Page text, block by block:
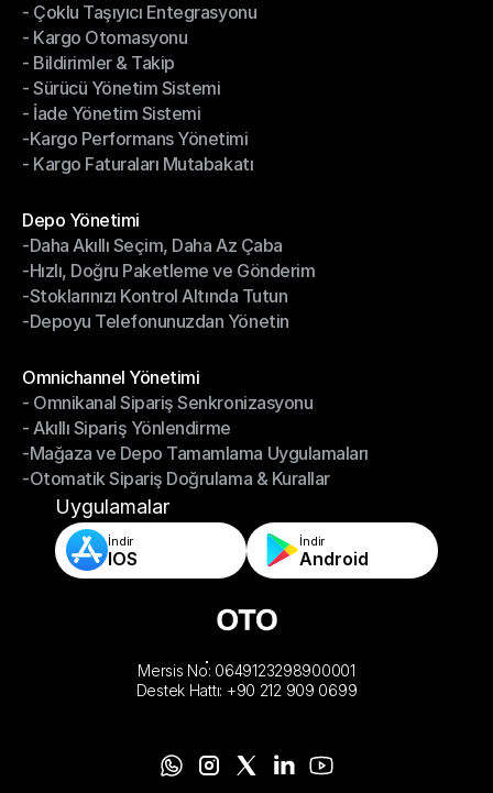
- İndirimli Fiyatlarla Gönderim
- Çoklu Taşıyıcı Entegrasyonu
- Çoklu Taşıyıcı Entegrasyonu
- Kargo Otomasyonu
- Kargo Otomasyonu
- Bildirimler & Takip
- Bildirimler & Takip
- Sürücü Yönetim Sistemi
- Sürücü Yönetim Sistemi
- İade Yönetim Sistemi
- İade Yönetim Sistemi
-Kargo Performans Yönetimi
-Kargo Performans Yönetimi
- Kargo Faturaları Mutabakatı
Depo Yönetimi
Depo Yönetimi
-Daha Akıllı Seçim, Daha Az Çaba
-Daha Akıllı Seçim, Daha Az Çaba
-Hızlı, Doğru Paketleme ve Gönderim
-Hızlı, Doğru Paketleme ve Gönderim
-Stoklarınızı Kontrol Altında Tutun
-Stoklarınızı Kontrol Altında Tutun
-Depoyu Telefonunuzdan Yönetin
Omnichannel Yönetimi
Omnichannel Yönetimi
- Omnikanal Sipariş Senkronizasyonu
- Omnikanal Sipariş Senkronizasyonu
- Akıllı Sipariş Yönlendirme
- Akıllı Sipariş Yönlendirme
-Mağaza ve Depo Tamamlama Uygulamaları
-Mağaza ve Depo Tamamlama Uygulamaları
-Otomatik Sipariş Doğrulama & Kurallar
-Otomatik Sipariş Doğrulama & Kurallar
Uygulamalar
İndir
IOS
İndir
Android
Mersis No: 0649123298900001
Destek Hattı: +90 212 909 0699